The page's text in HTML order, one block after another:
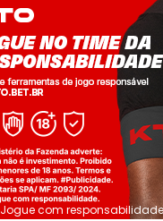
Jogue com